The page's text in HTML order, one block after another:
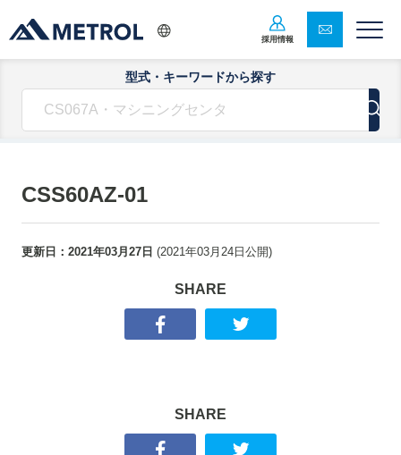
採用情報
型式・キーワードから探す
CSS60AZ-01
更新日： 2021年03月27日 (2021年03月24日 公開)
SHARE
SHARE